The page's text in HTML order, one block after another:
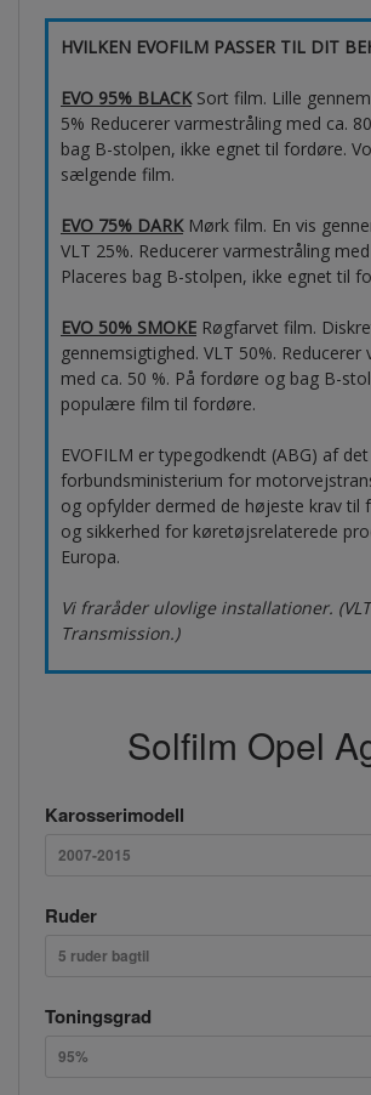
HVILKEN EVOFILM PASSER TIL DIT
EVO 95% BLACKSort film. Lille
5% Reducerer varmestråling med ca.
bag B-stolpen, ikke egnet til fordøre.
sælgende film.
EVO 75% DARKMørk film. En vis
VLT 25%. Reducerer varmestråling
Placeres bag B-stolpen, ikke egnet til
EVO 50% SMOKE Røgfarvet film.
gennemsigtighed. VLT 50%. Reducerer
med ca. 50 %. På fordøre og bag B-
populære film til fordøre.
EVOFILM er typegodkendt (ABG) af
forbundsministerium for
og opfylder dermed de højeste krav til
og sikkerhed for køretøjsrelaterede
Europa.
Vi fraråder ulovlige installationer.
Transmission.)
Solfilm Opel
Karosserimodell
2007-2015
Ruder
5 ruder bagtil
Toningsgrad
95%